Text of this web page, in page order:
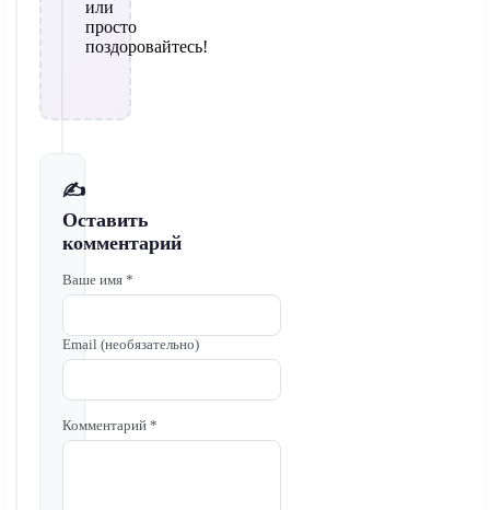
или
просто
поздоровайтесь!
✍️
Оставить
комментарий
Ваше имя *
Email (необязательно)
Комментарий *